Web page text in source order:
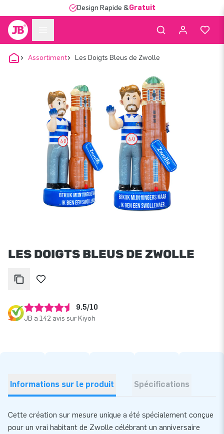
Design Rapide &Gratuit
Assortiment Les Doigts Bleus de Zwolle
LES DOIGTS BLEUS DE ZWOLLE
9.5/10
JB a 142 avis sur Kiyoh
Informations sur le produit Spécifications
Cette création sur mesure unique a été spécialement conçue
pour un vrai habitant de Zwolle célébrant un anniversaire